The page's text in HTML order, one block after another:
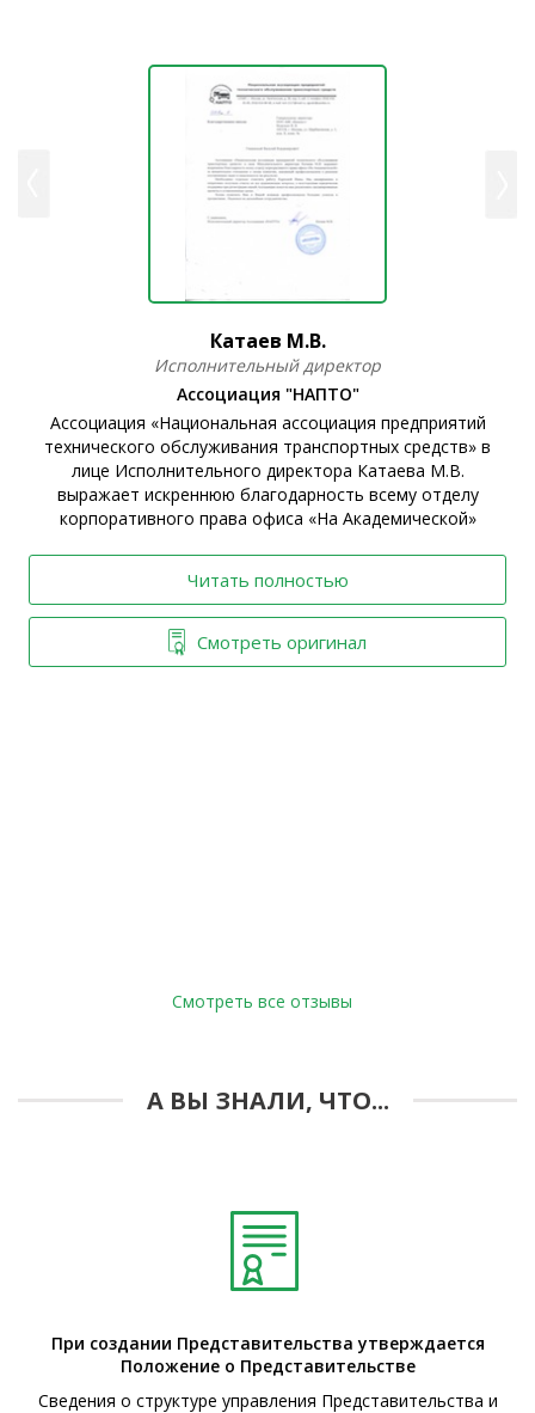
Катаев М.В.
Исполнительный директор
Ассоциация "НАПТО"
Ассоциация «Национальная ассоциация предприятий
технического обслуживания транспортных средств» в
лице Исполнительного директора Катаева М.В.
выражает искреннюю благодарность всему отделу
корпоративного права офиса «На Академической»
Читать полностью
Смотреть оригинал
Смотреть все отзывы
А ВЫ ЗНАЛИ, ЧТО...
При создании Представительства утверждается
Положение о Представительстве
Сведения о структуре управления Представительства и